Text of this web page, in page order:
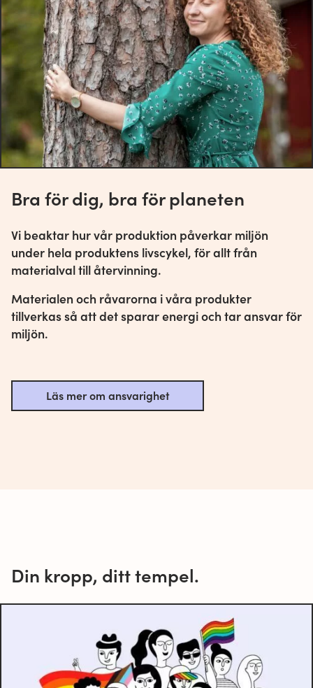
Bra för dig, bra för planeten
Vi beaktar hur vår produktion påverkar miljön
under hela produktens livscykel, för allt från
materialval till återvinning.
Materialen och råvarorna i våra produkter
tillverkas så att det sparar energi och tar ansvar för
miljön.
Läs mer om ansvarighet
Din kropp, ditt tempel.